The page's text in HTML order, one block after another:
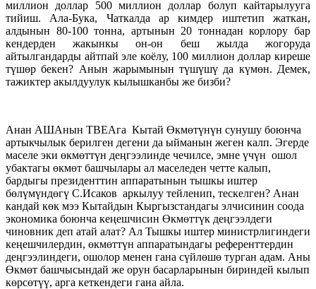
миллион доллар 500 миллион доллар болуп кайтарылууга
тийиш. Ала-Бука, Чаткалда ар кимдер иштетип жаткан,
алдынын 80-100 тонна, артынын 20 тоннадан корлору бар
кендерден жакынкы он-он беш жылда жогоруда
айтылгандарды айтпай эле коёлу, 100 миллион доллар киреше
түшөр бекен? Анын жарымынын түшүшү да күмөн. Демек,
тажиктер акылдуулук кылышканбы же бизби?
Анан АШАнын ТВЕАга Кытай Өкмөтүнүн сунушу боюнча
артыкчылык берилген дегени да ыйманын жеген калп. Эгерде
маселе эки өкмөттүн деңгээлинде чечилсе, эмне үчүн ошол
убактагы өкмөт башчылары ал маселеден четте калып,
бардыгы президенттин аппаратынын тышкы иштер
бөлүмүндөгү С.Исаков аркылуу тейленип, тескелген? Анан
кандай көк мээ Кытайдын Кыргызстандагы элчисинин соода
экономика боюнча кеңешчисин Өкмөттүк деңгээлдеги
чиновник деп атай алат? Ал Тышкы иштер министрлигиндеги
кеңешчилердин, өкмөттүн аппаратындагы референттердин
деңгээлиндеги, ошолор менен гана сүйлөшө турган адам. Аны
Өкмөт башчысындай же орун басарларынын бириндей кылып
көрсөтүү, арга кеткендеги гана айла.